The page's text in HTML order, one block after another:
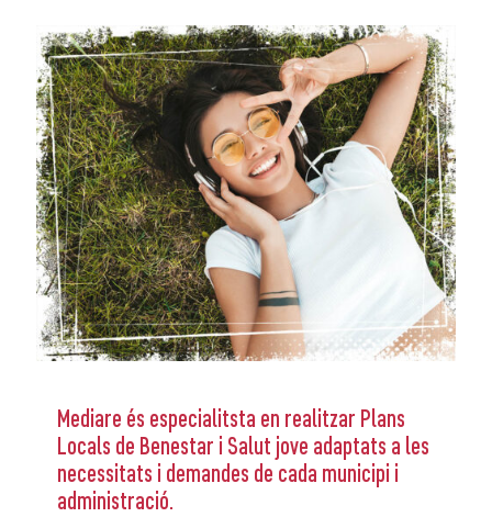
Mediare és especialitsta en realitzar Plans
Locals de Benestar i Salut jove adaptats a les
necessitats i demandes de cada municipi i
administració.